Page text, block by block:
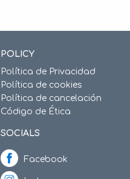
POLICY
Política de Privacidad
Política de cookies
Política de cancelación
Código de Ética
SOCIALS
Facebook